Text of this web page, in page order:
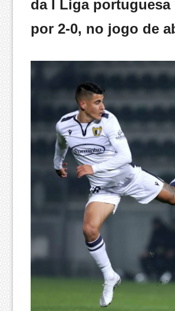
da I Liga portuguesa
por 2-0, no jogo de